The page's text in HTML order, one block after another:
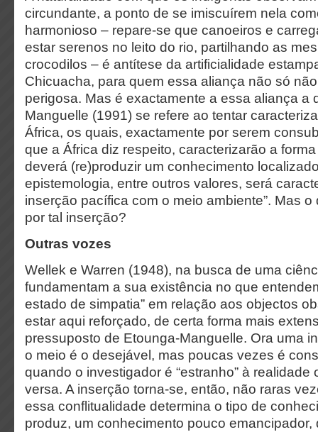
circundante, a ponto de se imiscuírem nela
harmonioso – repare-se que canoeiros e
estar serenos no leito do rio, partilhando as
crocodilos – é antítese da artificialidade
Chicuacha, para quem essa aliança não só
perigosa. Mas é exactamente a essa aliança a
Manguelle (1991) se refere ao tentar
África, os quais, exactamente por serem
que a África diz respeito, caracterizarão a
deverá (re)produzir um conhecimento
epistemologia, entre outros valores, será
inserção pacífica com o meio ambiente”. Mas
por tal inserção?
Outras vozes
Wellek e Warren (1948), na busca de uma
fundamentam a sua existência no que
estado de simpatia” em relação aos objectos
estar aqui reforçado, de certa forma mais
pressuposto de Etounga-Manguelle. Ora uma
o meio é o desejável, mas poucas vezes é
quando o investigador é “estranho” à realidade
versa. A inserção torna-se, então, não raras
essa conflitualidade determina o tipo de
produz, um conhecimento pouco emancipador,